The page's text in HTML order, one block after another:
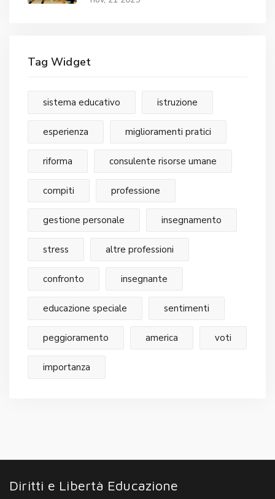
Tag Widget
sistema educativo istruzione
esperienza miglioramenti pratici
riforma consulente risorse umane
compiti professione
gestione personale insegnamento
stress altre professioni
confronto insegnante
educazione speciale sentimenti
peggioramento america voti
importanza
Diritti e Libertà Educazione